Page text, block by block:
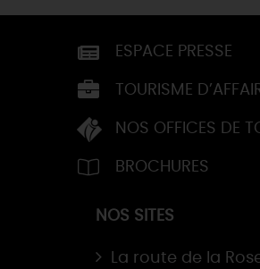
ESPACE PRESSE
TOURISME
NOS OFFICES DE
BROCHURES
NOS SITES
La route de la